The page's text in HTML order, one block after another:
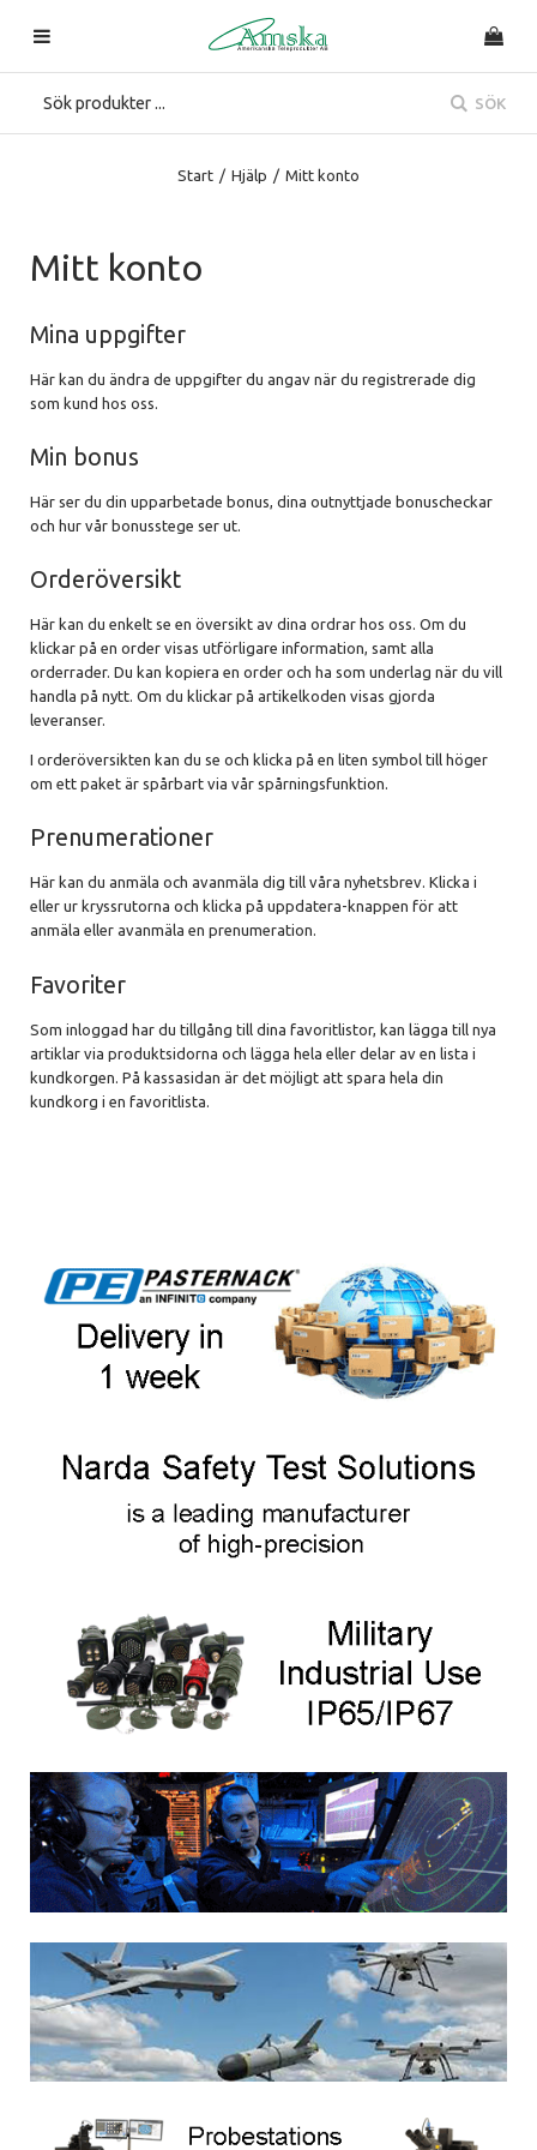
SÖK
Start / Hjälp / Mitt konto
Mitt konto
Mina uppgifter
Här kan du ändra de uppgifter du angav när du registrerade dig
som kund hos oss.
Min bonus
Här ser du din upparbetade bonus, dina outnyttjade bonuscheckar
och hur vår bonusstege ser ut.
Orderöversikt
Här kan du enkelt se en översikt av dina ordrar hos oss. Om du
klickar på en order visas utförligare information, samt alla
orderrader. Du kan kopiera en order och ha som underlag när du vill
handla på nytt. Om du klickar på artikelkoden visas gjorda
leveranser.
I orderöversikten kan du se och klicka på en liten symbol till höger
om ett paket är spårbart via vår spårningsfunktion.
Prenumerationer
Här kan du anmäla och avanmäla dig till våra nyhetsbrev. Klicka i
eller ur kryssrutorna och klicka på uppdatera-knappen för att
anmäla eller avanmäla en prenumeration.
Favoriter
Som inloggad har du tillgång till dina favoritlistor, kan lägga till nya
artiklar via produktsidorna och lägga hela eller delar av en lista i
kundkorgen. På kassasidan är det möjligt att spara hela din
kundkorg i en favoritlista.